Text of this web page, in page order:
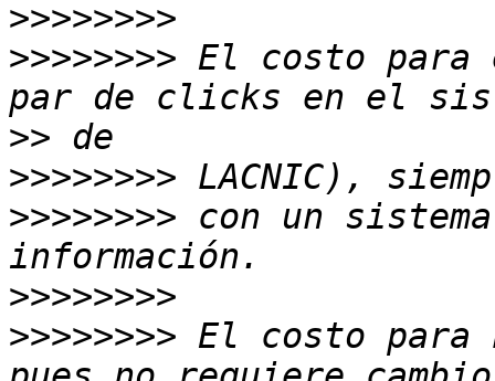
>>>>>>>>
>>>>>>>> El costo para
>>
>>>>>>>>
>>>>>>>> con un
>>>>>>>>
>>>>>>>> El costo para